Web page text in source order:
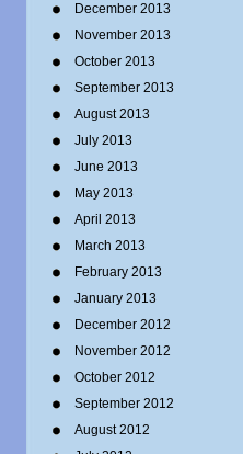
December 2013
November 2013
October 2013
September 2013
August 2013
July 2013
June 2013
May 2013
April 2013
March 2013
February 2013
January 2013
December 2012
November 2012
October 2012
September 2012
August 2012